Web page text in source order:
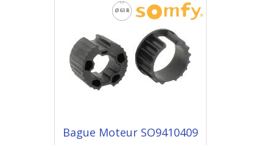
Bague Moteur SO9410409